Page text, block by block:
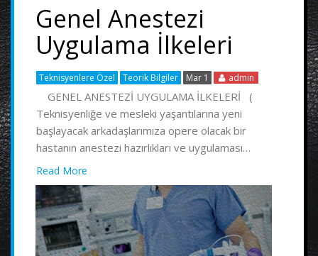
Genel Anestezi
Uygulama İlkeleri
Teknisyenlere Özel Teorik Bilgiler Mar 1 admin
GENEL ANESTEZİ UYGULAMA İLKELERİ (
Teknisyenliğe ve mesleki yaşantılarına yeni
başlayacak arkadaşlarımıza opere olacak bir
hastanın anestezi hazırlıkları ve uygulaması…
Read More